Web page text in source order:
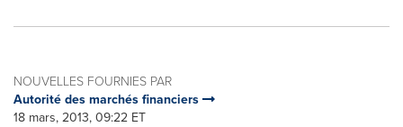
NOUVELLES FOURNIES PAR
Autorité des marchés financiers
18 mars, 2013, 09:22 ET